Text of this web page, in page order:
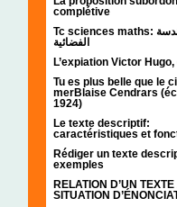
complétive
Tc sciences maths: الهندسة
الفضائية
L’expiation Victor
Tu es plus belle que le
merBlaise Cendrars
1924)
Le texte descriptif:
caractéristiques et
Rédiger un texte
exemples
RELATION D’UN
SITUATION